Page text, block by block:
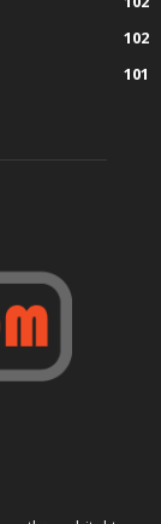
102
101